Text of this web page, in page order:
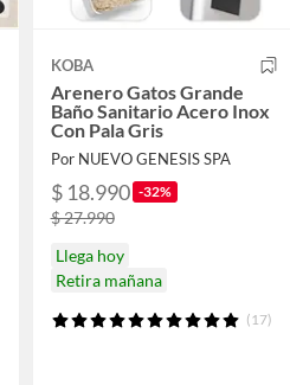
KOBA
Arenero Gatos Grande
Baño Sanitario Acero Inox
Con Pala Gris
Por NUEVO GENESIS SPA
$ 18.990 -32%
$ 27.990
Llega hoy
Retira mañana
(17)